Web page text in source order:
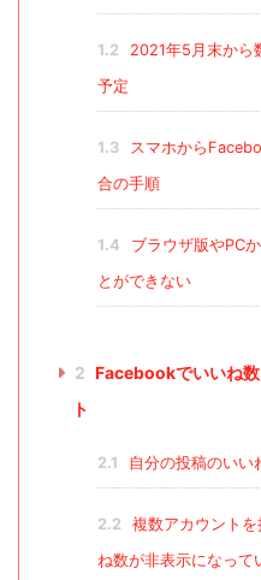
1.2
2021年5月末から
予定
1.3
スマホから
合の手順
1.4
ブラウザ版やPC
とができない
2 Facebookでいいね
ト
2.1 自分の投稿のいい
2.2
複数アカウント
ね数が非表示になって